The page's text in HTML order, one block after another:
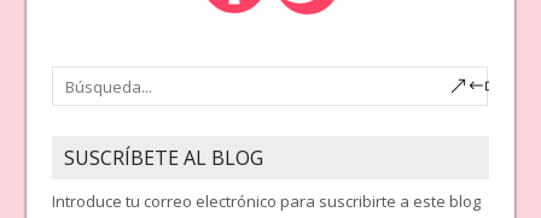
SUSCRÍBETE AL BLOG
Introduce tu correo electrónico para suscribirte a este blog